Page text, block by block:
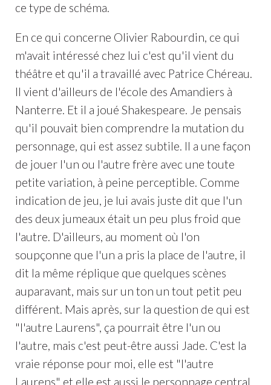
ce type de schéma.
En ce qui concerne Olivier Rabourdin, ce qui
m'avait intéressé chez lui c'est qu'il vient du
théâtre et qu'il a travaillé avec Patrice Chéreau.
Il vient d'ailleurs de l'école des Amandiers à
Nanterre. Et il a joué Shakespeare. Je pensais
qu'il pouvait bien comprendre la mutation du
personnage, qui est assez subtile. Il a une façon
de jouer l'un ou l'autre frère avec une toute
petite variation, à peine perceptible. Comme
indication de jeu, je lui avais juste dit que l'un
des deux jumeaux était un peu plus froid que
l'autre. D'ailleurs, au moment où l'on
soupçonne que l'un a pris la place de l'autre, il
dit la même réplique que quelques scènes
auparavant, mais sur un ton un tout petit peu
différent. Mais après, sur la question de qui est
"l'autre Laurens", ça pourrait être l'un ou
l'autre, mais c'est peut-être aussi Jade. C'est la
vraie réponse pour moi, elle est "l'autre
Laurens" et elle est aussi le personnage central